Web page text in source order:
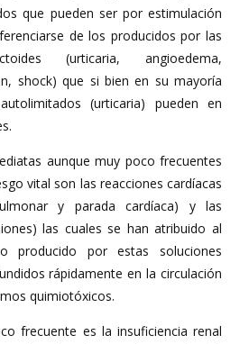
que pueden ser por estimulación
de los producidos por las
(urticaria, angioedema,
shock) que si bien en su mayoría
(urticaria) pueden en
aunque muy poco frecuentes
vital son las reacciones cardíacas
y parada cardíaca) y las
las cuales se han atribuido al
producido por estas soluciones
rápidamente en la circulación
quimiotóxicos.
frecuente es la insuficiencia renal